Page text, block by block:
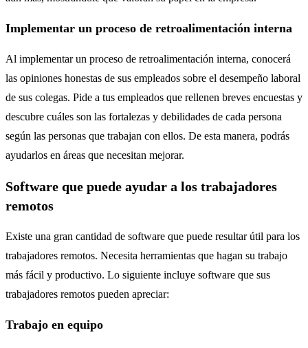
Implementar un proceso de retroalimentación interna
Al implementar un proceso de retroalimentación interna, conocerá
las opiniones honestas de sus empleados sobre el desempeño laboral
de sus colegas. Pide a tus empleados que rellenen breves encuestas y
descubre cuáles son las fortalezas y debilidades de cada persona
según las personas que trabajan con ellos. De esta manera, podrás
ayudarlos en áreas que necesitan mejorar.
Software que puede ayudar a los trabajadores
remotos
Existe una gran cantidad de software que puede resultar útil para los
trabajadores remotos. Necesita herramientas que hagan su trabajo
más fácil y productivo. Lo siguiente incluye software que sus
trabajadores remotos pueden apreciar:
Trabajo en equipo